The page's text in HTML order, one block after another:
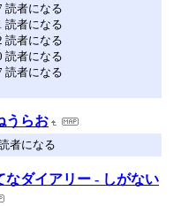
読者になる
読者になる
読者になる
読者になる
読者になる
うらお
者になる
なダイアリー - しがない